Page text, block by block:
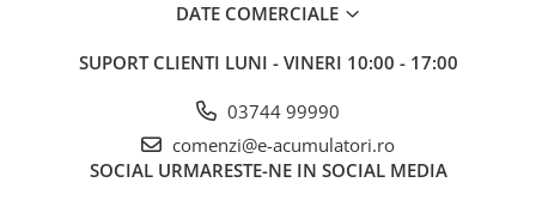
DATE COMERCIALE
SUPORT CLIENTI LUNI - VINERI 10:00 - 17:00
03744 99990
comenzi@e-acumulatori.ro
SOCIAL URMARESTE-NE IN SOCIAL MEDIA